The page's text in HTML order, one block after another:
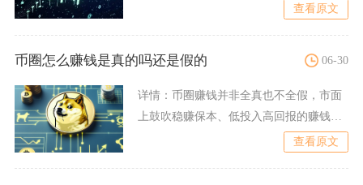
查看原文
币圈怎么赚钱是真的吗还是假的 06-30
详情： 币圈赚钱并非全真也不全假，市面
上鼓吹稳赚保本、低投入高回报的赚钱套
查看原文